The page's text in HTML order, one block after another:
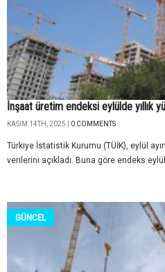
İnşaat üretim endeksi eylülde yıllık
KASIM 14TH, 2025 | 0 COMMENTS
Türkiye İstatistik Kurumu (TÜİK), eylül
verilerini açıkladı. Buna göre endeks
GÜNCEL